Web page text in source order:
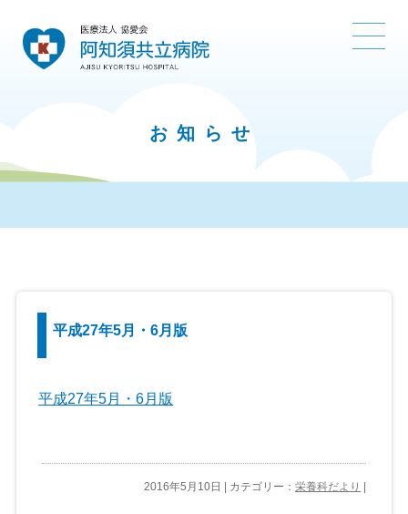
お知らせ
平成27年5月・6月版
平成27年5月・6月版
2016年5月10日 | カテゴリー：栄養科だより